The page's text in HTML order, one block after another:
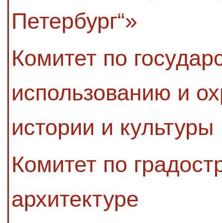
Петербург“»
Комитет по
использованию и
истории и культуры
Комитет по
архитектуре